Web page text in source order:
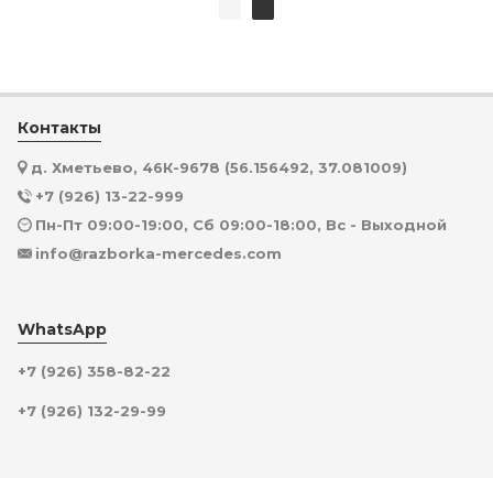
Контакты
д. Хметьево, 46К-9678 (56.156492, 37.081009)
+7 (926) 13-22-999
Пн-Пт 09:00-19:00, Сб 09:00-18:00, Вс - Выходной
info@razborka-mercedes.com
WhatsApp
+7 (926) 358-82-22
+7 (926) 132-29-99